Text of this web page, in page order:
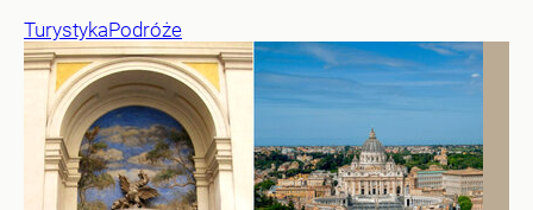
TurystykaPodróże